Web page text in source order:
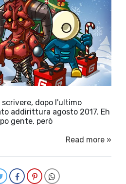
dopo l'ultimo
addirittura agosto 2017. Eh
gente, però
Read more »